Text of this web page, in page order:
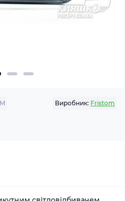
Виробник: Fristom